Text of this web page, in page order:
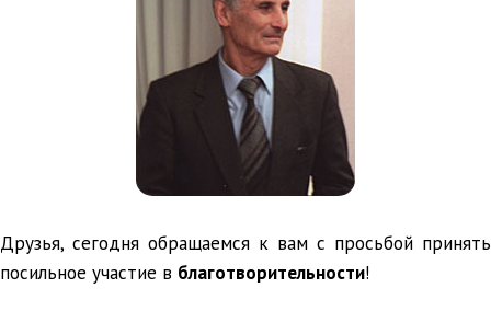
Друзья, сегодня обращаемся к вам с просьбой принять
посильное участие в благотворительности!